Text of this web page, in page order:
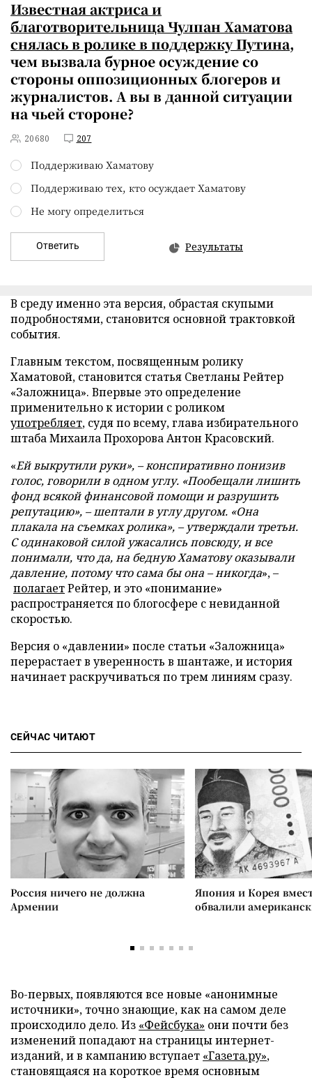
Известная актриса и
благотворительница Чулпан Хаматова
снялась в ролике в поддержку Путина,
чем вызвала бурное осуждение со
стороны оппозиционных блогеров и
журналистов. А вы в данной ситуации
на чьей стороне?
20680 207
Поддерживаю Хаматову
Поддерживаю тех, кто осуждает Хаматову
Не могу определиться
Ответить Результаты
В среду именно эта версия, обрастая скупыми
подробностями, становится основной трактовкой
события.
Главным текстом, посвященным ролику
Хаматовой, становится статья Светланы Рейтер
«Заложница». Впервые это определение
применительно к истории с роликом
употребляет, судя по всему, глава избирательного
штаба Михаила Прохорова Антон Красовский.
«Ей выкрутили руки», – конспиративно понизив
голос, говорили в одном углу. «Пообещали лишить
фонд всякой финансовой помощи и разрушить
репутацию», – шептали в углу другом. «Она
плакала на съемках ролика», – утверждали третьи.
С одинаковой силой ужасались повсюду, и все
понимали, что да, на бедную Хаматову оказывали
давление, потому что сама бы она – никогда», –
полагаетРейтер, и это «понимание»
распространяется по блогосфере с невиданной
скоростью.
Версия о «давлении» после статьи «Заложница»
перерастает в уверенность в шантаже, и история
начинает раскручиваться по трем линиям сразу.
СЕЙЧАС ЧИТАЮТ
Россия ничего не должна
Армении
Япония и Корея
обвалили
Во-первых, появляются все новые «анонимные
источники», точно знающие, как на самом деле
происходило дело. Из «Фейсбука» они почти без
изменений попадают на страницы интернет-
изданий, и в кампанию вступает «Газета.ру»,
становящаяся на короткое время основным